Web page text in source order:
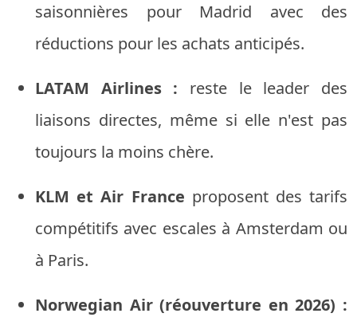
saisonnières pour Madrid avec des
réductions pour les achats anticipés.
LATAM Airlines : reste le leader des
liaisons directes, même si elle n'est pas
toujours la moins chère.
KLM et Air France proposent des tarifs
compétitifs avec escales à Amsterdam ou
à Paris.
Norwegian Air (réouverture en 2026) :